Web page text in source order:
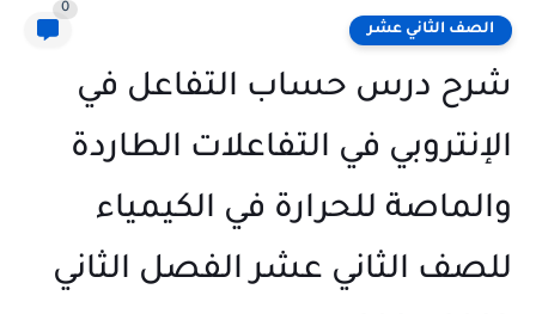
الصف الثاني عشر
0
شرح درس حساب التفاعل في
الإنتروبي في التفاعلات الطاردة
والماصة للحرارة في الكيمياء
للصف الثاني عشر الفصل الثاني